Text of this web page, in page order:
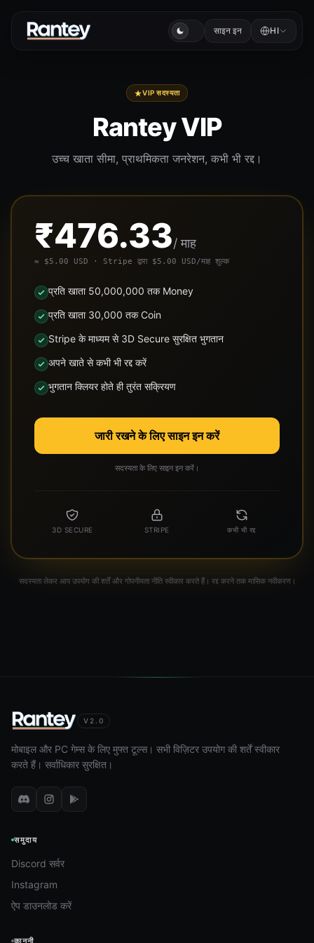
साइन इन HI
VIP सदस्यता
Rantey VIP
उच्च खाता सीमा, प्राथमिकता जनरेशन, कभी भी रद्द।
₹476.33/ माह
≈ $5.00 USD · Stripe द्वारा $5.00 USD/माह शुल्क
प्रति खाता 50,000,000 तक Money
प्रति खाता 30,000 तक Coin
Stripe के माध्यम से 3D Secure सुरक्षित भुगतान
अपने खाते से कभी भी रद्द करें
भुगतान क्लियर होते ही तुरंत सक्रियण
जारी रखने के लिए साइन इन करें
सदस्यता के लिए साइन इन करें।
3D SECURE STRIPE कभी भी रद्द
सदस्यता लेकर आप उपयोग की शर्तें और गोपनीयता नीति स्वीकार करते हैं। रद्द करने तक मासिक नवीकरण।
V2.0
मोबाइल और PC गेम्स के लिए मुफ्त टूल्स। सभी विज़िटर उपयोग की शर्तें स्वीकार
करते हैं। सर्वाधिकार सुरक्षित।
समुदाय
Discord सर्वर
Instagram
ऐप डाउनलोड करें
कानूनी